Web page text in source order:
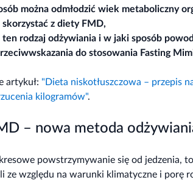
można odmłodzić wiek metaboliczny
skorzystać z diety FMD,
ten rodzaj odżywiania i w jaki sposób
do stosowania Fasting
artykuł: "Dieta niskotłuszczowa – przepis
kilogramów".
– nowa metoda
powstrzymywanie się od jedzenia,
ze względu na warunki klimatyczne i porę